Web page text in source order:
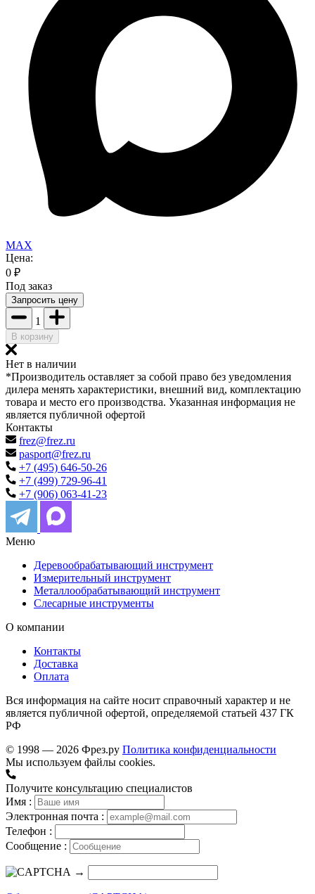
MAX
Цена:
0 ₽
Под заказ
Запросить цену
1
В корзину
Нет в наличии
*Производитель оставляет за собой право без уведомления
дилера менять характеристики, внешний вид, комплектацию
товара и место его производства. Указанная информация не
является публичной офертой
Контакты
frez@frez.ru
pasport@frez.ru
+7 (495) 646-50-26
+7 (499) 729-96-41
+7 (906) 063-41-23
Меню
Деревообрабатывающий инструмент
Измерительный инструмент
Металлообрабатывающий инструмент
Слесарные инструменты
О компании
Контакты
Доставка
Оплата
Вся информация на сайте носит справочный характер и не
является публичной офертой, определяемой статьей 437 ГК
РФ
© 1998 — 2026 Фрез.ру Политика конфиденциальности
Мы используем файлы cookies.
Получите консультацию специалистов
Имя :
Электронная почта :
Телефон :
Сообщение :
→